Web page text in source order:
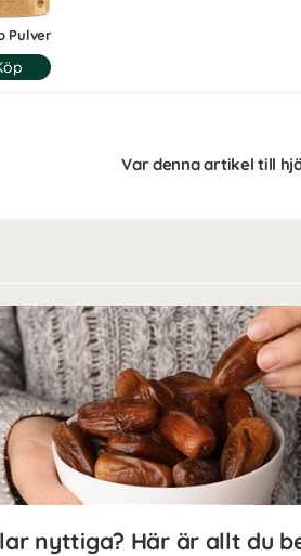
Pulver
Var denna artikel till